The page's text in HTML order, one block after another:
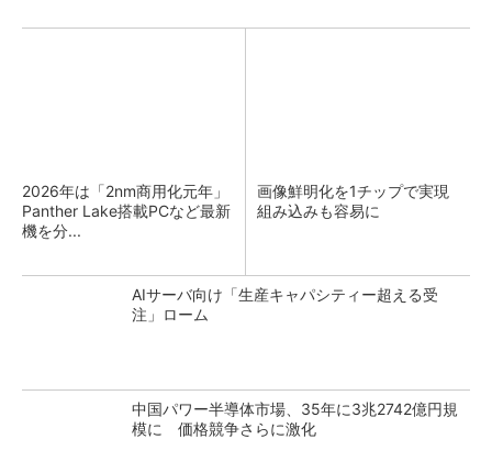
2026年は「2nm商用化元年」
Panther Lake搭載PCなど最新
機を分...
画像鮮明化を1チップで実現
組み込みも容易に
AIサーバ向け「生産キャパシティー超える受
注」ローム
中国パワー半導体市場、35年に3兆2742億円規
模に 価格競争さらに激化